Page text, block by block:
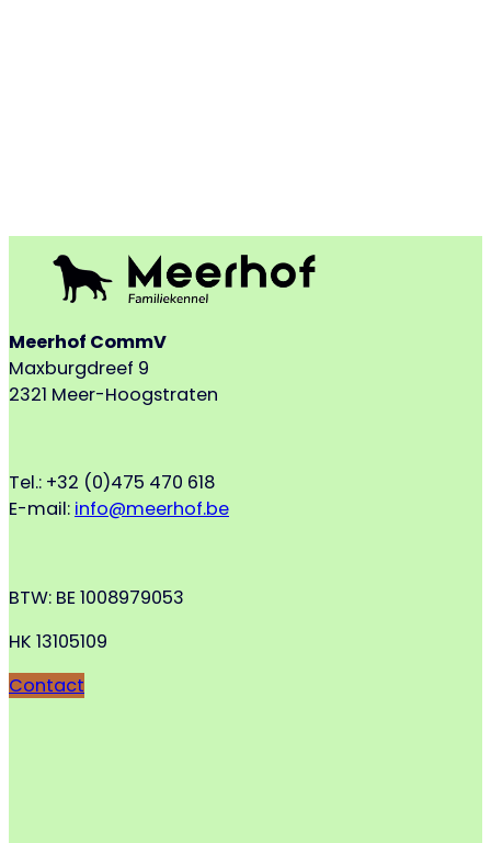
Meerhof CommV
Maxburgdreef 9
2321 Meer-Hoogstraten
Tel.: +32 (0)475 470 618
E-mail: info@meerhof.be
BTW: BE 1008979053
HK 13105109
Contact